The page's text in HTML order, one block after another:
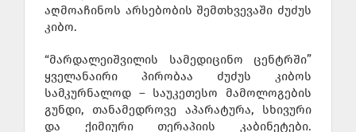
აღმოაჩინოს არსებობის შემთხვევაში ძუძუს
კიბო.
“მარდალეიშვილის სამედიცინო ცენტრში”
ყველანაირი პირობაა ძუძუს კიბოს
სამკურნალოდ – საუკეთესო მამოლოგების
გუნდი, თანამედროვე აპარატურა, სხივური
და ქიმიური თერაპიის კაბინეტები.